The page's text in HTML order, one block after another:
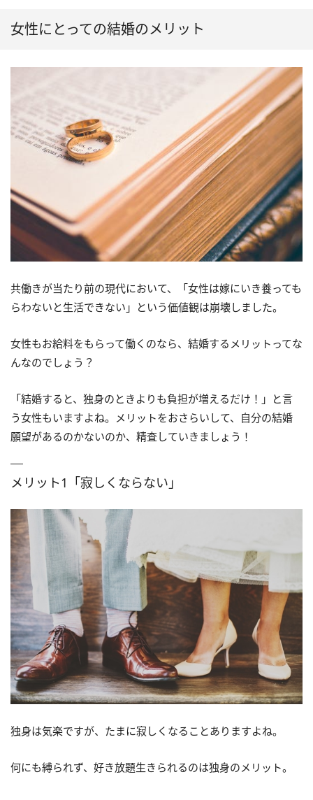
女性にとっての結婚のメリット
共働きが当たり前の現代において、「女性は嫁にいき養っても
らわないと生活できない」という価値観は崩壊しました。
女性もお給料をもらって働くのなら、結婚するメリットってな
んなのでしょう？
「結婚すると、独身のときよりも負担が増えるだけ！」と言
う女性もいますよね。メリットをおさらいして、自分の結婚
願望があるのかないのか、精査していきましょう！
メリット1「寂しくならない」
独身は気楽ですが、たまに寂しくなることありますよね。
何にも縛られず、好き放題生きられるのは独身のメリット。